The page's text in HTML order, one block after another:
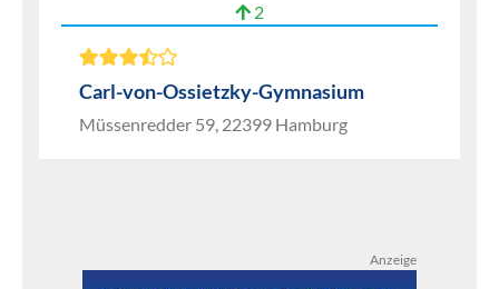
2
Carl-von-Ossietzky-Gymnasium
Müssenredder 59, 22399 Hamburg
Anzeige